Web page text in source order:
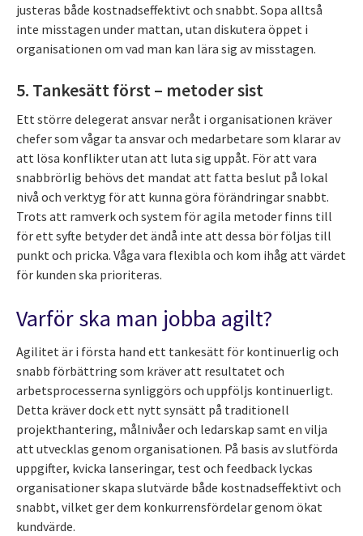
justeras både kostnadseffektivt och snabbt. Sopa alltså
inte misstagen under mattan, utan diskutera öppet i
organisationen om vad man kan lära sig av misstagen.
5. Tankesätt först – metoder sist
Ett större delegerat ansvar neråt i organisationen kräver
chefer som vågar ta ansvar och medarbetare som klarar av
att lösa konflikter utan att luta sig uppåt. För att vara
snabbrörlig behövs det mandat att fatta beslut på lokal
nivå och verktyg för att kunna göra förändringar snabbt.
Trots att ramverk och system för agila metoder finns till
för ett syfte betyder det ändå inte att dessa bör följas till
punkt och pricka. Våga vara flexibla och kom ihåg att värdet
för kunden ska prioriteras.
Varför ska man jobba agilt?
Agilitet är i första hand ett tankesätt för kontinuerlig och
snabb förbättring som kräver att resultatet och
arbetsprocesserna synliggörs och uppföljs kontinuerligt.
Detta kräver dock ett nytt synsätt på traditionell
projekthantering, målnivåer och ledarskap samt en vilja
att utvecklas genom organisationen. På basis av slutförda
uppgifter, kvicka lanseringar, test och feedback lyckas
organisationer skapa slutvärde både kostnadseffektivt och
snabbt, vilket ger dem konkurrensfördelar genom ökat
kundvärde.